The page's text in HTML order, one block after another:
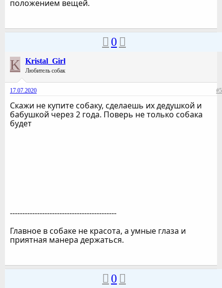
положением вещей.
0
K Kristal_Girl
Любитель собак
17.07.2020 #5
Скажи не купите собаку, сделаешь их дедушкой и
бабушкой через 2 года. Поверь не только собака
будет
-------------------------------------------
Главное в собаке не красота, а умные глаза и
приятная манера держаться.
0